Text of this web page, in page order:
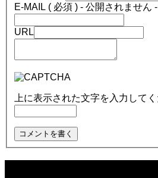
E-MAIL ( 必須 ) - 公開されません -
URL
上に表示された文字を入力してく